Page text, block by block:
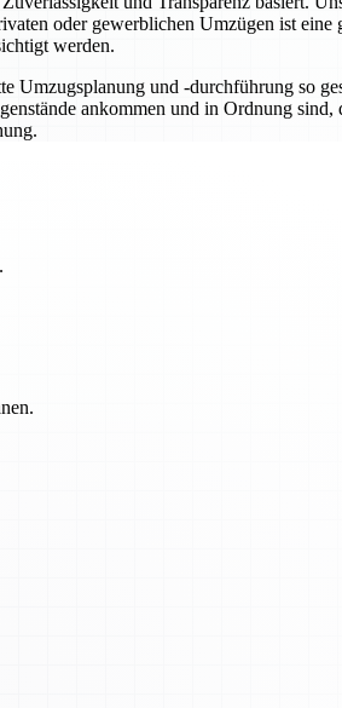
oder gewerblichen Umzügen ist
werden.
und -durchführung so
ankommen und in Ordnung